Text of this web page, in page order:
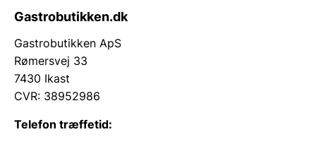
Gastrobutikken.dk
Gastrobutikken ApS
Rømersvej 33
7430 Ikast
CVR: 38952986
Telefon træffetid: